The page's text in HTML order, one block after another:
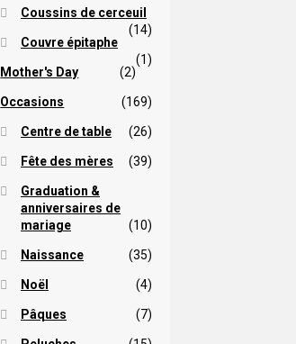
Coussins de cerceuil
(14)
Couvre épitaphe
(1)
Mother's Day
(2)
Occasions (169)
Centre de table (26)
Fête des mères (39)
Graduation &
anniversaires de
mariage
(10)
Naissance (35)
Noël (4)
Pâques (7)